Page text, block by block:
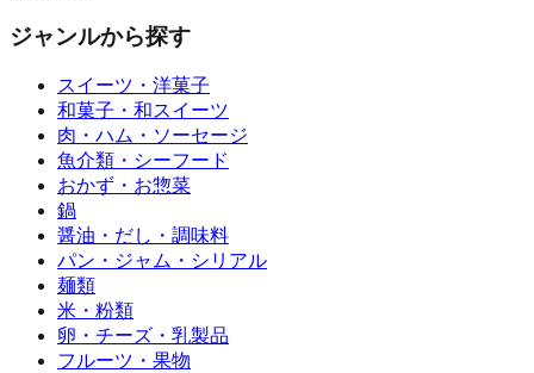
ジャンルから探す
スイーツ・洋菓子
和菓子・和スイーツ
肉・ハム・ソーセージ
魚介類・シーフード
おかず・お惣菜
鍋
醤油・だし・調味料
パン・ジャム・シリアル
麺類
米・粉類
卵・チーズ・乳製品
フルーツ・果物